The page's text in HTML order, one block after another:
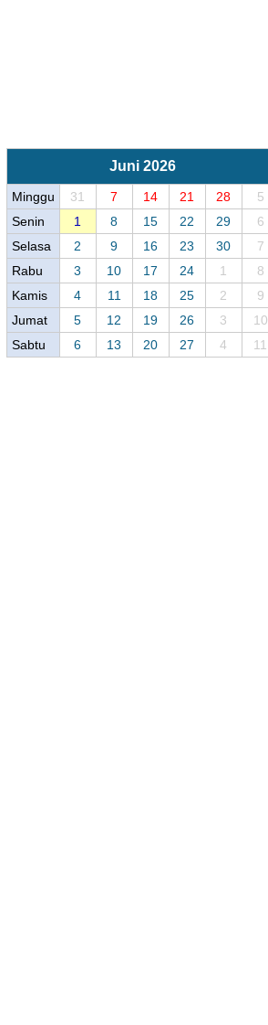
Juni 2026
Minggu 31 7 14 21 28
5
Senin
1 8 15 22 29
6
Selasa
2 9 16 23 30
7
Rabu
3 10 17 24 1
8
Kamis
4 11 18 25 2
9
Jumat
5 12 19 26 3
10
Sabtu
6 13 20 27 4 11